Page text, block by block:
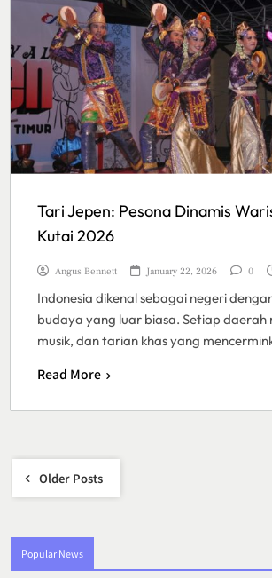
Tari Jepen: Pesona Dinamis
Kutai 2026
Angus Bennett January 22, 2026 0
Indonesia dikenal sebagai negeri
budaya yang luar biasa. Setiap daerah
musik, dan tarian khas yang
Read More
Posts
navigation
Older Posts
Popular News